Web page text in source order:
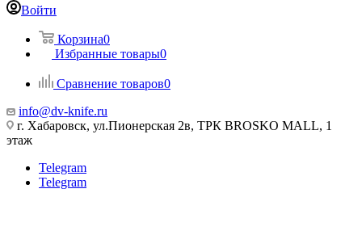
Войти
Корзина0
Избранные товары0
Сравнение товаров0
info@dv-knife.ru
г. Хабаровск, ул.Пионерская 2в, ТРК BROSKO MALL, 1
этаж
Telegram
Telegram